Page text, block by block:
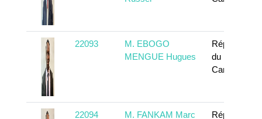
22093
M. EBOGO
MENGUE Hugues
République
du
Cameroun
22094
M. FANKAM Marc
République